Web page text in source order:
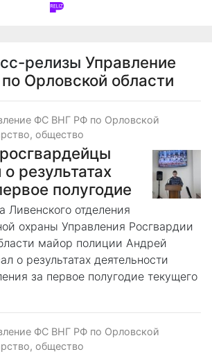
релизы Управление
Орловской области
ФС ВНГ РФ по Орловской
общество
результатах
полугодие
Ливенского отделения
охраны Управления Росгвардии
майор полиции Андрей
о результатах деятельности
за первое полугодие текущего
ФС ВНГ РФ по Орловской
общество